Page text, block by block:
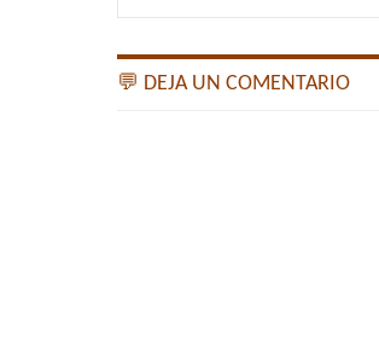
💬 DEJA UN COMENTARIO